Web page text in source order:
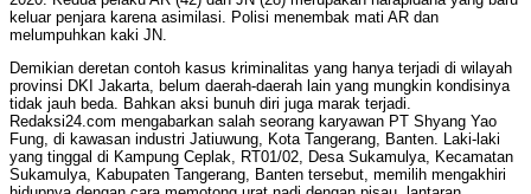
keluar penjara karena asimilasi. Polisi menembak mati AR dan
melumpuhkan kaki JN.
Demikian deretan contoh kasus kriminalitas yang hanya terjadi di wilayah
provinsi DKI Jakarta, belum daerah-daerah lain yang mungkin kondisinya
tidak jauh beda. Bahkan aksi bunuh diri juga marak terjadi.
Redaksi24.com mengabarkan salah seorang karyawan PT Shyang Yao
Fung, di kawasan industri Jatiuwung, Kota Tangerang, Banten. Laki-laki
yang tinggal di Kampung Ceplak, RT01/02, Desa Sukamulya, Kecamatan
Sukamulya, Kabupaten Tangerang, Banten tersebut, memilih mengakhiri